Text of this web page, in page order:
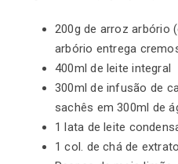
200g de arroz arbório
arbório entrega
400ml de leite integral
300ml de infusão de
sachês em 300ml de
1 lata de leite
1 col. de chá de